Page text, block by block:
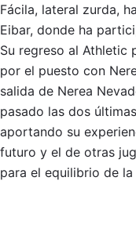
Fácila, lateral zurda,
Eibar, donde ha
Su regreso al Athletic
por el puesto con
salida de Nerea
pasado las dos
aportando su
futuro y el de otras
para el equilibrio de